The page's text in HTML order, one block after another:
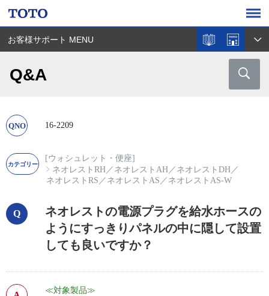
お客様サポート MENU
Q&A
16-2209
[ウォシュレット・便座]
ネオレストRH／ ネオレストAH／ ネオレストDH／
ネオレストRS ／ ネオレストAS ／ ネオレストAS-W
ネオレストの電源プラグを給水ホースの
ようにすっきりパネルの中に隠して設置
しても良いですか？
≪対象製品≫